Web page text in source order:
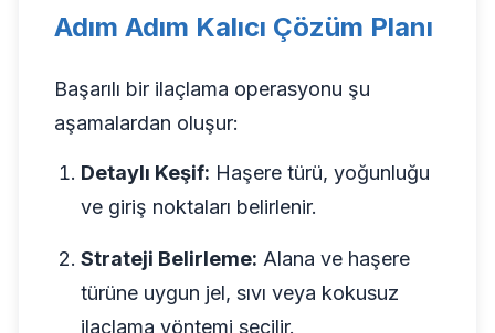
Adım Adım Kalıcı Çözüm Planı
Başarılı bir ilaçlama operasyonu şu
aşamalardan oluşur:
Detaylı Keşif: Haşere türü, yoğunluğu
ve giriş noktaları belirlenir.
Strateji Belirleme: Alana ve haşere
türüne uygun jel, sıvı veya kokusuz
ilaçlama yöntemi seçilir.